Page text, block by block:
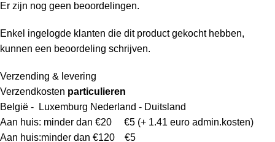
Er zijn nog geen beoordelingen.
Enkel ingelogde klanten die dit product gekocht hebben,
kunnen een beoordeling schrijven.
Verzending & levering
Verzendkosten particulieren
België - Luxemburg Nederland - Duitsland
Aan huis: minder dan €20 €5 (+ 1.41 euro admin.kosten)
Aan huis:minder dan €120 €5